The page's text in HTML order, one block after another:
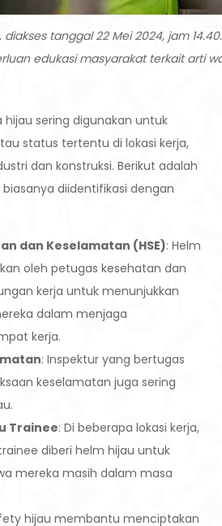
diakses tanggal 22 Mei 2024, jam
edukasi masyarakat terkait arti
sering digunakan untuk
status tertentu di lokasi kerja,
dan konstruksi. Berikut adalah
diidentifikasi dengan
dan Keselamatan (HSE): Helm
oleh petugas kesehatan dan
kerja untuk menunjukkan
dalam menjaga
kerja.
: Inspektur yang bertugas
keselamatan juga sering
Trainee: Di beberapa lokasi kerja,
diberi helm hijau untuk
mereka masih dalam masa
hijau membantu menciptakan